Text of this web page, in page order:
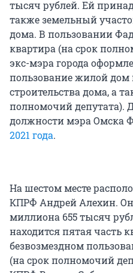
тысяч рублей. Ей
также земельный
дома. В пользовании
квартира (на срок
экс-мэра города
пользование жилой дом
строительства дома, а
полномочий депутата).
должности мэра Омска
2021 года.
На шестом месте
КПРФ Андрей Алехин. Он
миллиона 655 тысяч
находится пятая часть
безвозмездном
(на срок полномочий